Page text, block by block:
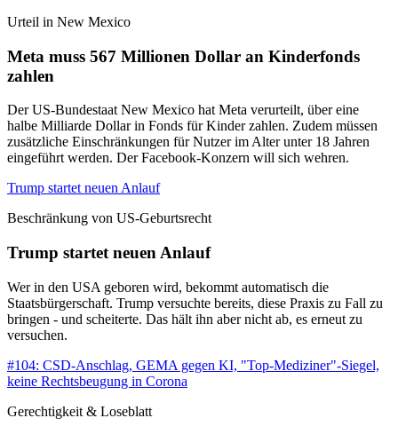
Urteil in New Mexico
Meta muss 567 Millionen Dollar an Kinderfonds
zahlen
Der US-Bundestaat New Mexico hat Meta verurteilt, über eine
halbe Milliarde Dollar in Fonds für Kinder zahlen. Zudem müssen
zusätzliche Einschränkungen für Nutzer im Alter unter 18 Jahren
eingeführt werden. Der Facebook-Konzern will sich wehren.
Trump startet neuen Anlauf
Beschränkung von US-Geburtsrecht
Trump startet neuen Anlauf
Wer in den USA geboren wird, bekommt automatisch die
Staatsbürgerschaft. Trump versuchte bereits, diese Praxis zu Fall zu
bringen - und scheiterte. Das hält ihn aber nicht ab, es erneut zu
versuchen.
#104: CSD-Anschlag, GEMA gegen KI, "Top-Mediziner"-Siegel,
keine Rechtsbeugung in Corona
Gerechtigkeit & Loseblatt